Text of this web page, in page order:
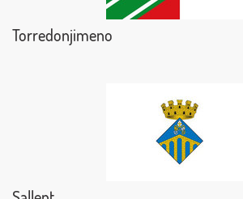
Torredonjimeno